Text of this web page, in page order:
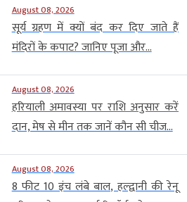
August 08, 2026
सूर्य ग्रहण में क्यों बंद कर दिए जाते हैं
मंदिरों के कपाट? जानिए पूजा और...
August 08, 2026
हरियाली अमावस्या पर राशि अनुसार करें
दान, मेष से मीन तक जानें कौन सी चीज...
August 08, 2026
8 फीट 10 इंच लंबे बाल, हल्द्वानी की रेनू